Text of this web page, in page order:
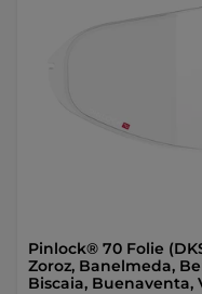
Pinlock® 70 Folie
Zoroz, Banelmeda,
Biscaia, Buenaventa,